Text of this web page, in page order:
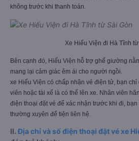
không trước khi thanh toán.
Xe Hiếu Viện đi Hà Tĩnh
Bên cạnh đó, Hiếu Viện hỗ trợ ghế giường
mang lại cảm giác êm ái cho người ngồi.
xe Hiếu Viện có chấp nhận vé điện tử, bạn
viên hoặc tài xế là có thể lên xe. Nhân viên
điện thoại đặt vé để xác nhận trước khi đi,
thường xuyên để tiện liên hệ.
II.Địa chỉ và số điện thoại đặt vé xe